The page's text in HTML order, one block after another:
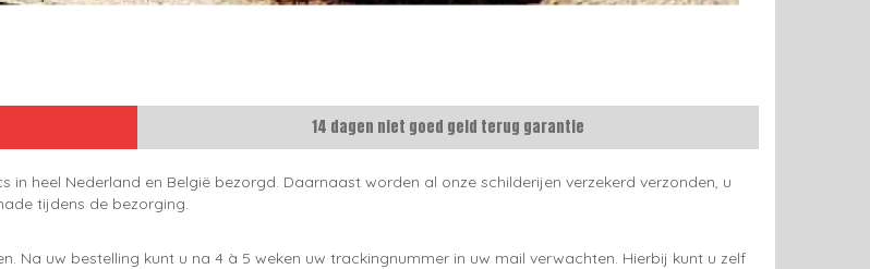
14 dagen niet goed geld terug garantie
heel Nederland en België bezorgd. Daarnaast worden al onze schilderijen verzekerd verzonden, u
tijdens de bezorging.
Na uw bestelling kunt u na 4 à 5 weken uw trackingnummer in uw mail verwachten. Hierbij kunt u zelf